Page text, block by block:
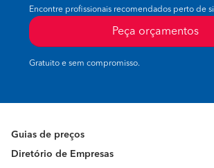
Encontre profissionais recomendados perto de si
Peça orçamentos
Gratuito e sem compromisso.
Guias de preços
Diretório de Empresas